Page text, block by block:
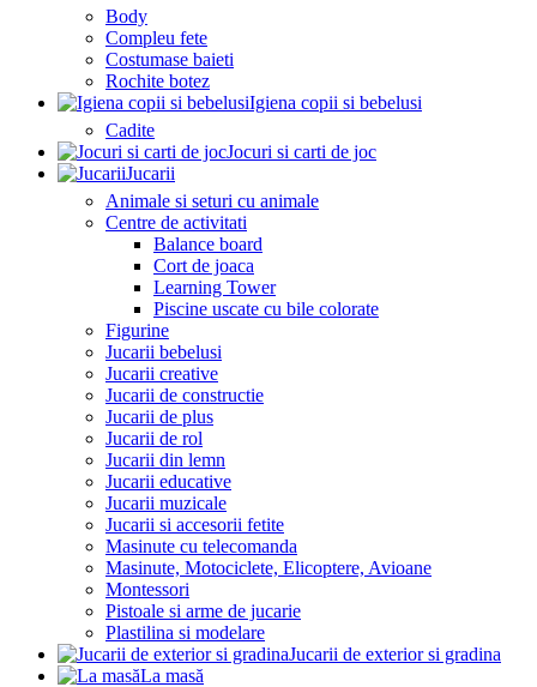
Body
Compleu fete
Costumase baieti
Rochite botez
Igiena copii si bebelusi
Cadite
Jocuri si carti de joc
Jucarii
Animale si seturi cu animale
Centre de activitati
Balance board
Cort de joaca
Learning Tower
Piscine uscate cu bile colorate
Figurine
Jucarii bebelusi
Jucarii creative
Jucarii de constructie
Jucarii de plus
Jucarii de rol
Jucarii din lemn
Jucarii educative
Jucarii muzicale
Jucarii si accesorii fetite
Masinute cu telecomanda
Masinute, Motociclete, Elicoptere, Avioane
Montessori
Pistoale si arme de jucarie
Plastilina si modelare
Jucarii de exterior si gradina
La masă